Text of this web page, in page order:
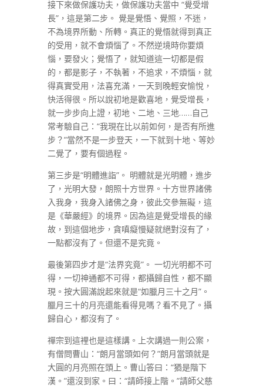
接下來做保護功夫，做保護功夫當中 “覺受增
長”，這是第二步。 覺是覺悟、覺照，不迷，
不為境界所動、所轉。真正的覺悟就得到真正
的受用，就不會煩惱了。不然逆境時你要煩
惱，要發火；覺悟了，就知道這一切都是假
的，都是影子，不執著，不追求，不煩惱，就
得真實受用，法喜充滿，一天到晚輕安愉悅，
快活得很。所以說初地是歡喜地，覺受增長，
就一步步向上證，初地、二地、三地……自己
常考驗自己：“我現在比以前如何，是否有所進
步？”當然不是一步登天，一下就到十地、等妙
二覺了，要有個過程。
第三步是“明體進詣”。 明體就是光明體，進步
了，光明大發，朗照十方世界。十方世界諸佛
入我身，我身入諸佛之身，彼此交參無礙，這
是《華嚴經》的境界。因為這是覺受增長的緣
故，到這個地步，貪嗔癡慢疑就絕對沒有了，
一點都沒有了。但還不是究竟。
最後第四步才是“法界究竟”。 一切光明都不可
得，一切神通都不可得，都攝歸自性，都不顯
現。按大圓滿說起來就是“如臘月三十之月”。
臘月三十的月亮還能看得見嗎？看不見了。攝
歸自心，都沒有了。
禪宗到這裡也是這樣講。上次講過一則公案，
有僧問曹山：“朗月當頭如何？”朗月當頭就是
大圓的月亮照在頭上。曹山答曰：“猶是階下
漢。”還沒到家。曰：“請師接上階。”請師父慈